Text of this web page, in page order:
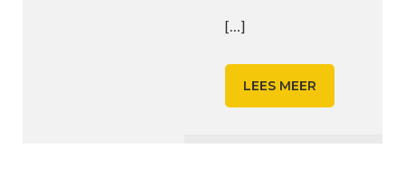
[…]
LEES MEER